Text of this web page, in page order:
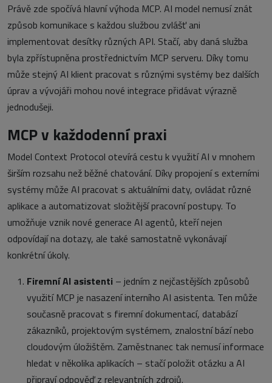
Právě zde spočívá hlavní výhoda MCP. AI model nemusí znát
způsob komunikace s každou službou zvlášť ani
implementovat desítky různých API. Stačí, aby daná služba
byla zpřístupněna prostřednictvím MCP serveru. Díky tomu
může stejný AI klient pracovat s různými systémy bez dalších
úprav a vývojáři mohou nové integrace přidávat výrazně
jednodušeji.
MCP v každodenní praxi
Model Context Protocol otevírá cestu k využití AI v mnohem
širším rozsahu než běžné chatování. Díky propojení s externími
systémy může AI pracovat s aktuálními daty, ovládat různé
aplikace a automatizovat složitější pracovní postupy. To
umožňuje vznik nové generace AI agentů, kteří nejen
odpovídají na dotazy, ale také samostatně vykonávají
konkrétní úkoly.
Firemní AI asistenti – jedním z nejčastějších způsobů
využití MCP je nasazení interního AI asistenta. Ten může
současně pracovat s firemní dokumentací, databází
zákazníků, projektovým systémem, znalostní bází nebo
cloudovým úložištěm. Zaměstnanec tak nemusí informace
hledat v několika aplikacích – stačí položit otázku a AI
připraví odpověď z relevantních zdrojů.